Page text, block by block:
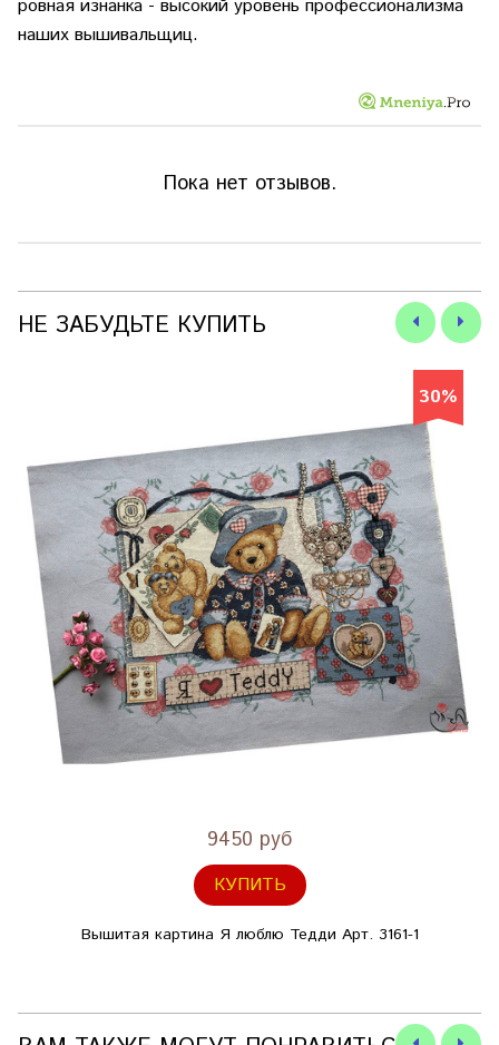
ровная изнанка - высокий уровень профессионализма
наших вышивальщиц.
Пока нет отзывов.
НЕ ЗАБУДЬТЕ КУПИТЬ
30%
9450 руб
КУПИТЬ
Вышитая картина Я люблю Тедди Арт. 3161-1